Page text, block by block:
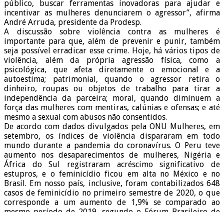
público, buscar ferramentas inovadoras para ajudar e
incentivar as mulheres denunciarem o agressor”, afirma
André Arruda, presidente da Prodesp.
A discussão sobre violência contra as mulheres é
importante para que, além de prevenir e punir, também
seja possível erradicar esse crime. Hoje, há vários tipos de
violência, além da própria agressão física, como a
psicológica, que afeta diretamente o emocional e a
autoestima; patrimonial, quando o agressor retira o
dinheiro, roupas ou objetos de trabalho para tirar a
independência da parceira; moral, quando diminuem a
força das mulheres com mentiras, calúnias e ofensas; e até
mesmo a sexual com abusos não consentidos.
De acordo com dados divulgados pela ONU Mulheres, em
setembro, os índices de violência dispararam em todo
mundo durante a pandemia do coronavírus. O Peru teve
aumento nos desaparecimentos de mulheres, Nigéria e
África do Sul registraram acréscimo significativo de
estupros, e o feminicídio ficou em alta no México e no
Brasil. Em nosso país, inclusive, foram contabilizados 648
casos de feminicídio no primeiro semestre de 2020, o que
corresponde a um aumento de 1,9% se comparado ao